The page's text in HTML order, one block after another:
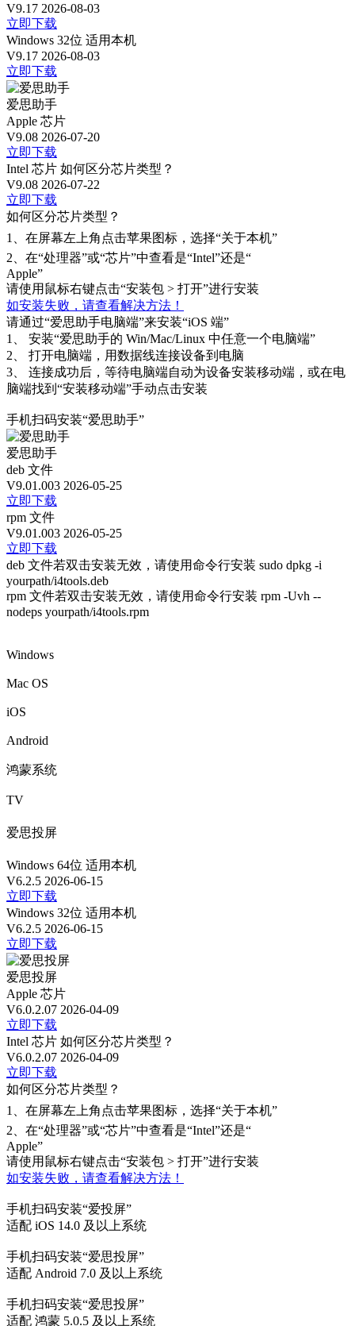
V9.17 2026-08-03
立即下载
Windows 32位 适用本机
V9.17 2026-08-03
立即下载
爱思助手
Apple 芯片
V9.08 2026-07-20
立即下载
Intel 芯片 如何区分芯片类型？
V9.08 2026-07-22
立即下载
如何区分芯片类型？
1、 在屏幕左上角点击苹果图标，选择“关于本机”
2、 在“处理器”或“芯片”中查看是“Intel”还是“
Apple”
请使用鼠标右键点击“安装包 > 打开”进行安装
如安装失败，请查看解决方法！
请通过“爱思助手电脑端”来安装“iOS 端”
1、
安装“爱思助手的 Win/Mac/Linux 中任意一个电脑端”
2、
打开电脑端，用数据线连接设备到电脑
3、
连接成功后，等待电脑端自动为设备安装移动端，或在电
脑端找到“安装移动端”手动点击安装
手机扫码安装“爱思助手”
爱思助手
deb 文件
V9.01.003 2026-05-25
立即下载
rpm 文件
V9.01.003 2026-05-25
立即下载
deb 文件若双击安装无效，请使用命令行安装 sudo dpkg -i
yourpath/i4tools.deb
rpm 文件若双击安装无效，请使用命令行安装 rpm -Uvh --
nodeps yourpath/i4tools.rpm
Windows
Mac OS
iOS
Android
鸿蒙系统
TV
爱思投屏
Windows 64位 适用本机
V6.2.5 2026-06-15
立即下载
Windows 32位 适用本机
V6.2.5 2026-06-15
立即下载
爱思投屏
Apple 芯片
V6.0.2.07 2026-04-09
立即下载
Intel 芯片 如何区分芯片类型？
V6.0.2.07 2026-04-09
立即下载
如何区分芯片类型？
1、 在屏幕左上角点击苹果图标，选择“关于本机”
2、 在“处理器”或“芯片”中查看是“Intel”还是“
Apple”
请使用鼠标右键点击“安装包 > 打开”进行安装
如安装失败，请查看解决方法！
手机扫码安装“爱投屏”
适配 iOS 14.0 及以上系统
手机扫码安装“爱思投屏”
适配 Android 7.0 及以上系统
手机扫码安装“爱思投屏”
适配 鸿蒙 5.0.5 及以上系统